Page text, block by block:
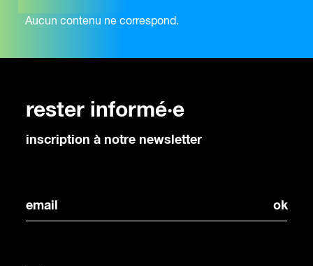
Aucun contenu ne correspond.
rester informé·e
inscription à notre newsletter